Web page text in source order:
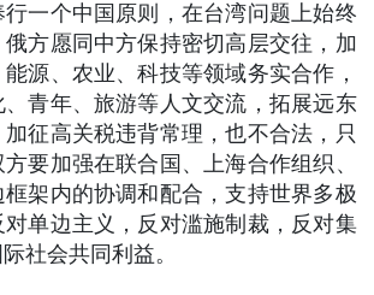
一个中国原则，在台湾问题上始终
方愿同中方保持密切高层交往，加
源、农业、科技等领域务实合作，
青年、旅游等人文交流，拓展远东
征高关税违背常理，也不合法，只
要加强在联合国、上海合作组织、
架内的协调和配合，支持世界多极
单边主义，反对滥施制裁，反对集
社会共同利益。